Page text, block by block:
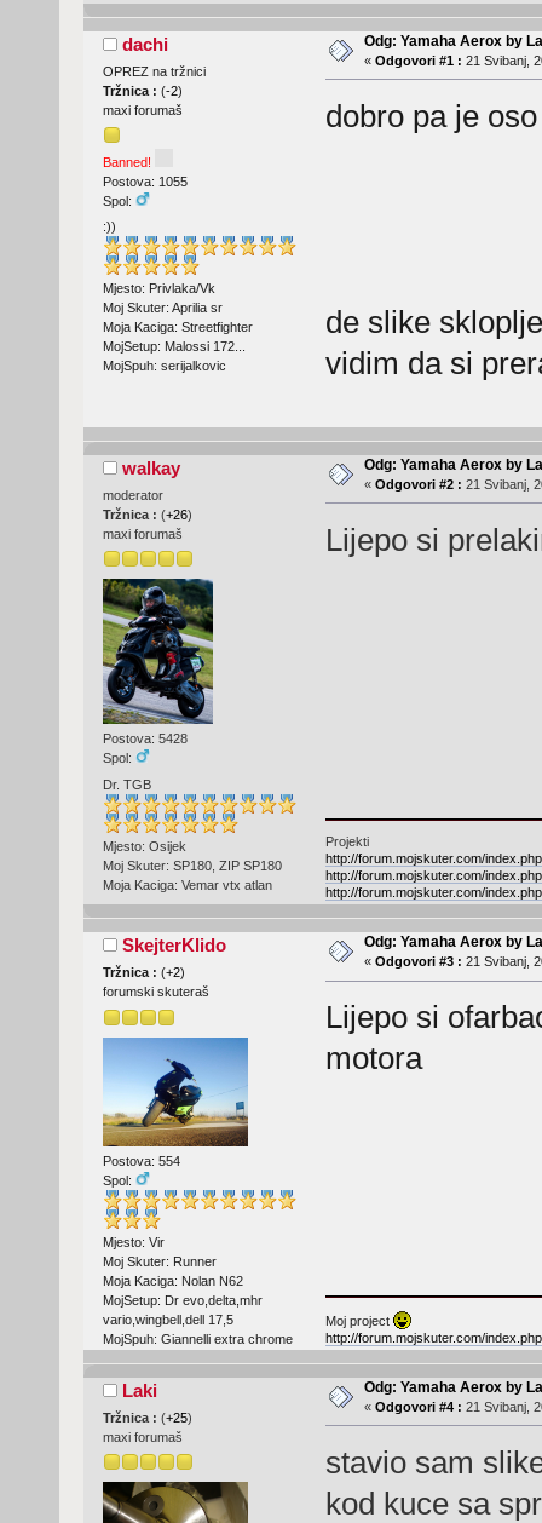
dachi
OPREZ na tržnici
Tržnica : (-2)
maxi forumaš
Banned!
Postova: 1055
Spol:
:))
Mjesto: Privlaka/Vk
Moj Skuter: Aprilia sr
Moja Kaciga: Streetfighter
MojSetup: Malossi 172...
MojSpuh: serijalkovic
Odg: Yamaha Aerox by
« Odgovori #1 : 21 Svibanj,
dobro pa je
de slike
vidim da si
walkay
moderator
Tržnica : (+26)
maxi forumaš
Postova: 5428
Spol:
Dr. TGB
Mjesto: Osijek
Moj Skuter: SP180, ZIP SP180
Moja Kaciga: Vemar vtx atlan
Odg: Yamaha Aerox by
« Odgovori #2 : 21 Svibanj,
Lijepo si
Projekti
http://forum.mojskuter.com/
http://forum.mojskuter.com/
http://forum.mojskuter.com/
SkejterKlido
Tržnica : (+2)
forumski skuteraš
Postova: 554
Spol:
Mjesto: Vir
Moj Skuter: Runner
Moja Kaciga: Nolan N62
MojSetup: Dr evo,delta,mhr
vario,wingbell,dell 17,5
MojSpuh: Giannelli extra chrome
Odg: Yamaha Aerox by
« Odgovori #3 : 21 Svibanj,
Lijepo si
motora
Moj project
http://forum.mojskuter.com/
Laki
Tržnica : (+25)
maxi forumaš
Odg: Yamaha Aerox by
« Odgovori #4 : 21 Svibanj,
stavio sam
kod kuce sa